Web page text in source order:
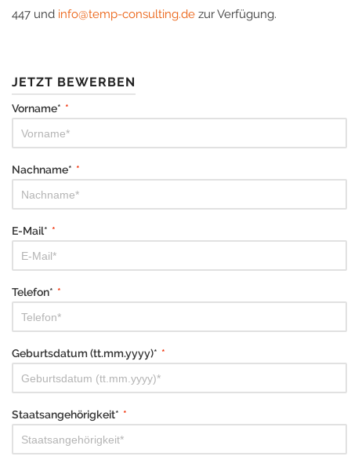
447 und info@temp-consulting.de zur Verfügung.
JETZT BEWERBEN
Vorname* *
Nachname* *
E-Mail* *
Telefon* *
Geburtsdatum (tt.mm.yyyy)* *
Staatsangehörigkeit* *